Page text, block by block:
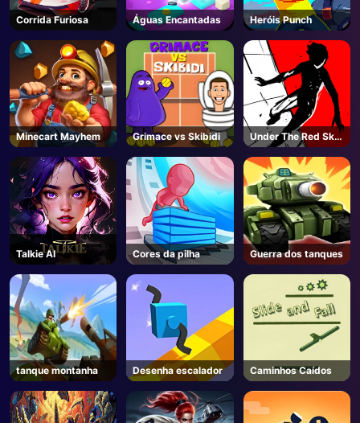
Corrida Furiosa Águas Encantadas Heróis Punch
Minecart Mayhem Grimace vs Skibidi
Under The Red Sky
Parkour
Talkie AI Cores da pilha Guerra dos tanques
tanque montanha Desenha escalador Caminhos Caídos